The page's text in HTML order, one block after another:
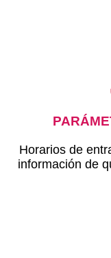
Horarios de
información de